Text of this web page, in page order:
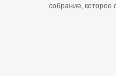
собрание, которое